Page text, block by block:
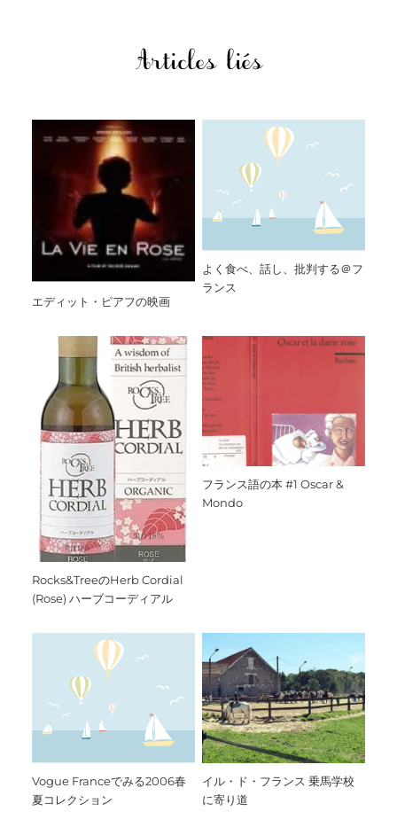
Articles liés
エディット・ピアフの映画
よく食べ、話し、批判する＠フ
ランス
Rocks&TreeのHerb Cordial
(Rose) ハーブコーディアル
フランス語の本 #1 Oscar &
Mondo
Vogue Franceでみる2006春
夏コレクション
イル・ド・フランス 乗馬学校
に寄り道